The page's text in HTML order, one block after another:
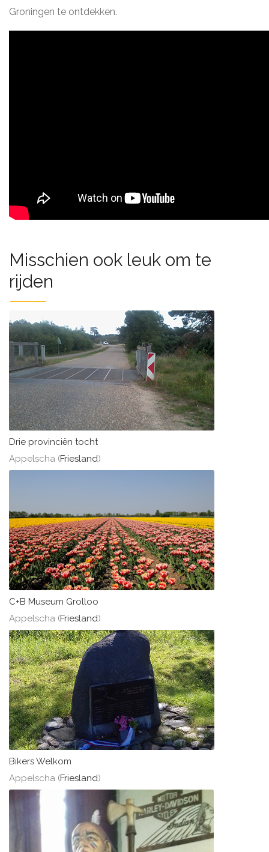
Groningen te ontdekken.
Misschien ook leuk om te
rijden
Drie provinciën tocht
Appelscha (Friesland)
C+B Museum Grolloo
Appelscha (Friesland)
Bikers Welkom
Appelscha (Friesland)